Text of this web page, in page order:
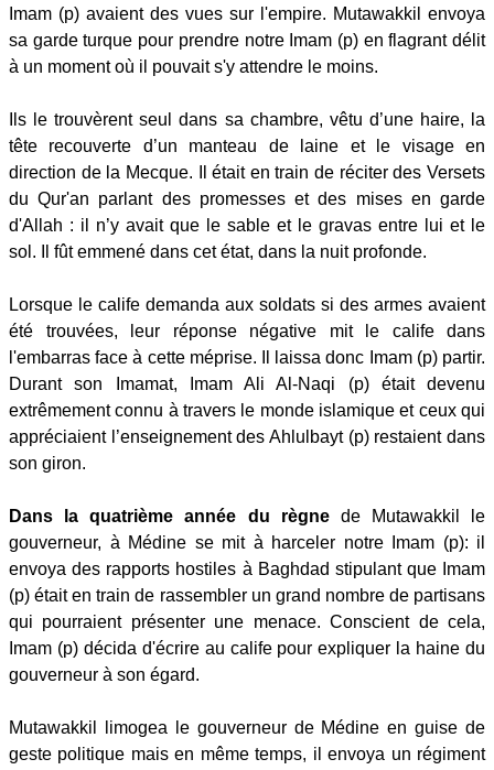
Imam (p) avaient des vues sur l'empire. Mutawakkil envoya
sa garde turque pour prendre notre Imam (p) en flagrant délit
à un moment où il pouvait s'y attendre le moins.
Ils le trouvèrent seul dans sa chambre, vêtu d’une haire, la
tête recouverte d’un manteau de laine et le visage en
direction de la Mecque. Il était en train de réciter des Versets
du Qur'an parlant des promesses et des mises en garde
d'Allah : il n’y avait que le sable et le gravas entre lui et le
sol. Il fût emmené dans cet état, dans la nuit profonde.
Lorsque le calife demanda aux soldats si des armes avaient
été trouvées, leur réponse négative mit le calife dans
l'embarras face à cette méprise. Il laissa donc Imam (p) partir.
Durant son Imamat, Imam Ali Al-Naqi (p) était devenu
extrêmement connu à travers le monde islamique et ceux qui
appréciaient l’enseignement des Ahlulbayt (p) restaient dans
son giron.
Dans la quatrième année du règne de Mutawakkil le
gouverneur, à Médine se mit à harceler notre Imam (p): il
envoya des rapports hostiles à Baghdad stipulant que Imam
(p) était en train de rassembler un grand nombre de partisans
qui pourraient présenter une menace. Conscient de cela,
Imam (p) décida d'écrire au calife pour expliquer la haine du
gouverneur à son égard.
Mutawakkil limogea le gouverneur de Médine en guise de
geste politique mais en même temps, il envoya un régiment